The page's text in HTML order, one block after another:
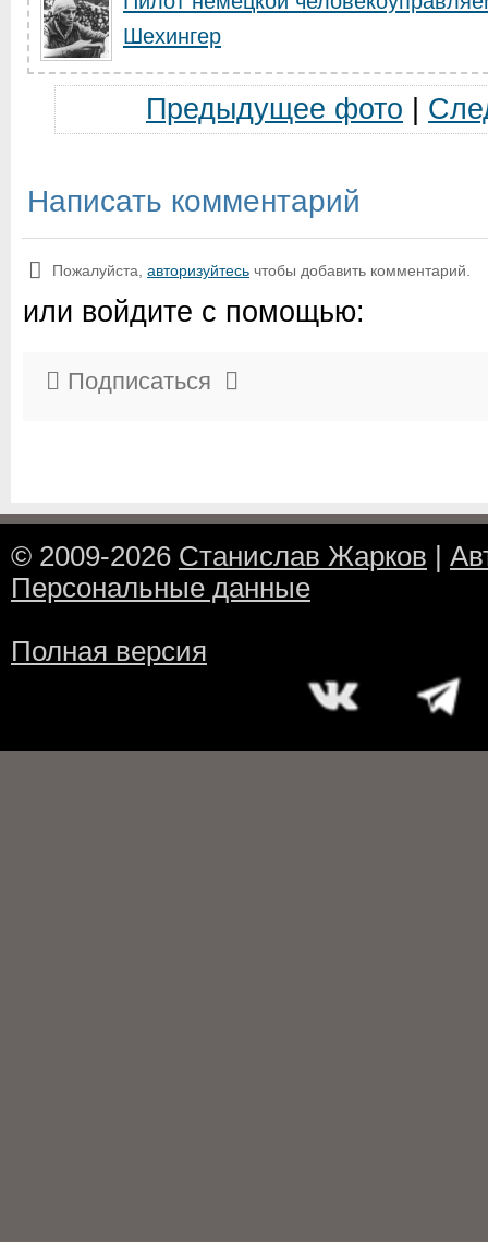
Шехингер
Предыдущее фото
Написать комментарий
Пожалуйста, авторизуйтесь чтобы добавить комментарий.
или войдите с помощью:
Подписаться
© 2009-2026 Станислав Жарков
Персональные данные
Полная версия